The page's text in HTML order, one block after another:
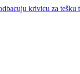
krivicu za tešku